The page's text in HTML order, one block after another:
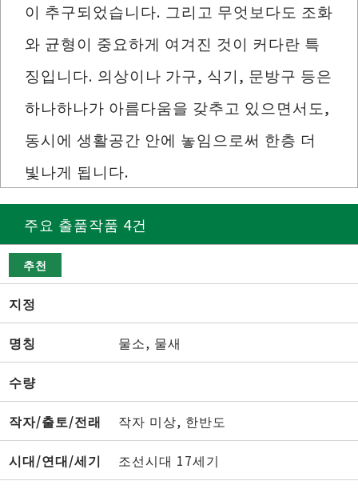
이 추구되었습니다. 그리고 무엇보다도 조화
와 균형이 중요하게 여겨진 것이 커다란 특
징입니다. 의상이나 가구, 식기, 문방구 등은
하나하나가 아름다움을 갖추고 있으면서도,
동시에 생활공간 안에 놓임으로써 한층 더
빛나게 됩니다.
주요 출품작품 4건
추천
지정
명칭 물소, 물새
수량
작자/출토/전래 작자 미상, 한반도
시대/연대/세기 조선시대 17세기